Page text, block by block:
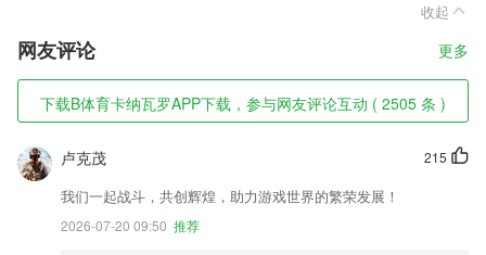
收起
网友评论 更多
下载B体育卡纳瓦罗APP下载，参与网友评论互动 ( 2505 条 )
215
卢克茂
我们一起战斗，共创辉煌，助力游戏世界的繁荣发展！
2026-07-20 09:50 推荐